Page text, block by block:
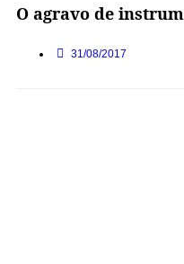
O agravo de
31/08/2017